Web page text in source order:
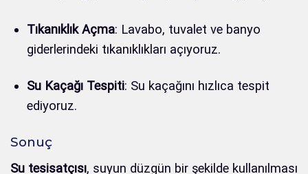
Tıkanıklık Açma: Lavabo, tuvalet ve banyo
giderlerindeki tıkanıklıkları açıyoruz.
Su Kaçağı Tespiti: Su kaçağını hızlıca tespit
ediyoruz.
Sonuç
Su tesisatçısı, suyun düzgün bir şekilde kullanılması